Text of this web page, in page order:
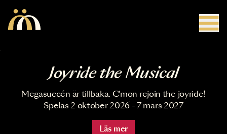
Joyride the Musical
Megasuccén är tillbaka. C'mon rejoin the joyride!
Spelas 2 oktober 2026 - 7 mars 2027
Läs mer